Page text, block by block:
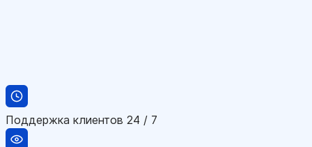
Поддержка клиентов 24 / 7